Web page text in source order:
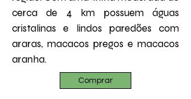
cerca de 4 km possuem águas
cristalinas e lindos paredões com
araras, macacos pregos e macacos
aranha.
Comprar